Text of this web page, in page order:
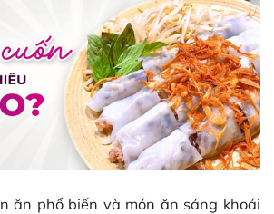
ăn phổ biến và món ăn sáng khoái